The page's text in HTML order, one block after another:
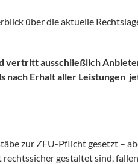
über die aktuelle
vertritt ausschließlich
nach Erhalt aller Leistungen
zur ZFU-Pflicht gesetzt –
gestaltet sind,